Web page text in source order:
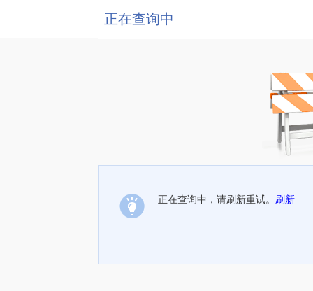
正在查询中
正在查询中，请刷新重试。 刷新